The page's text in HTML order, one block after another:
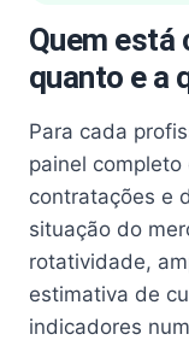
Quem
quanto e a
Para cada
painel
contratações e
situação do
rotatividade,
estimativa de
indicadores